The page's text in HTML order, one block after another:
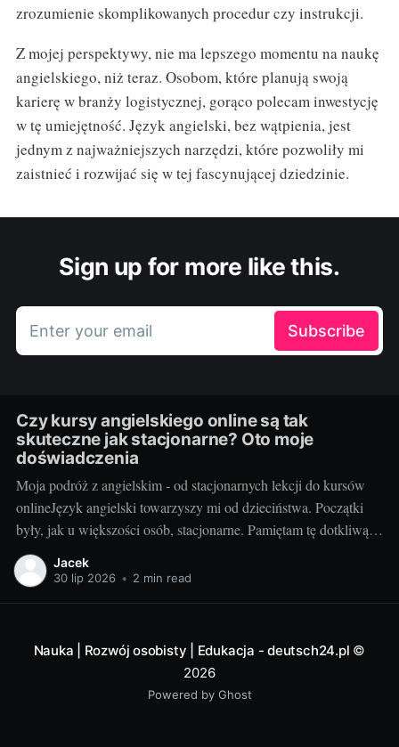
zrozumienie skomplikowanych procedur czy instrukcji.
Z mojej perspektywy, nie ma lepszego momentu na naukę
angielskiego, niż teraz. Osobom, które planują swoją
karierę w branży logistycznej, gorąco polecam inwestycję
w tę umiejętność. Język angielski, bez wątpienia, jest
jednym z najważniejszych narzędzi, które pozwoliły mi
zaistnieć i rozwijać się w tej fascynującej dziedzinie.
Sign up for more like this.
Enter your email Subscribe
Czy kursy angielskiego online są tak
skuteczne jak stacjonarne? Oto moje
doświadczenia
Moja podróż z angielskim - od stacjonarnych lekcji do kursów
onlineJęzyk angielski towarzyszy mi od dzieciństwa. Początki
były, jak u większości osób, stacjonarne. Pamiętam tę dotkliwą
niechęć do porannego wstawania, pendolowania do szkoły i
powrotów w gorszym nastroju, niż w momencie wyjścia.
Jacek
30 lip 2026 • 2 min read
Nauka | Rozwój osobisty | Edukacja - deutsch24.pl ©
2026
Powered by Ghost